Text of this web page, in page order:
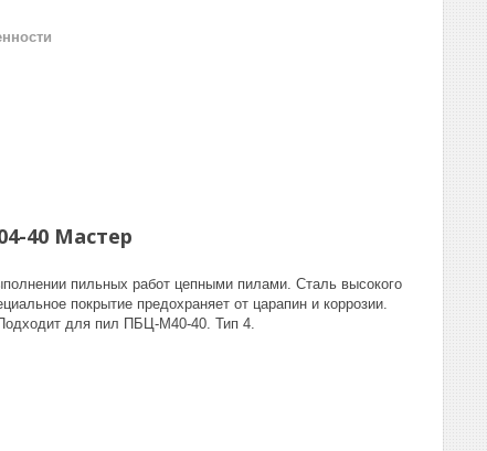
40 Мастер
пильных работ цепными пилами. Сталь высокого
покрытие предохраняет от царапин и коррозии.
для пил ПБЦ-М40-40. Тип 4.